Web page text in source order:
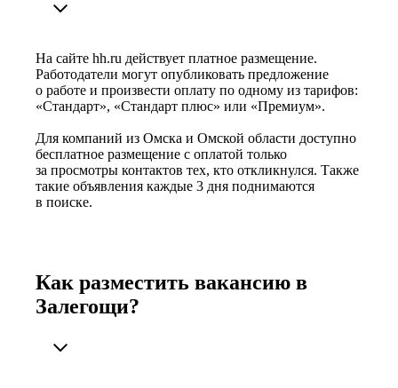
На сайте hh.ru действует платное размещение.
Работодатели могут опубликовать предложение
о работе и произвести оплату по одному из тарифов:
«Стандарт», «Стандарт плюс» или «Премиум».
Для компаний из Омска и Омской области доступно
бесплатное размещение с оплатой только
за просмотры контактов тех, кто откликнулся. Также
такие объявления каждые 3 дня поднимаются
в поиске.
Как разместить вакансию в
Залегощи?